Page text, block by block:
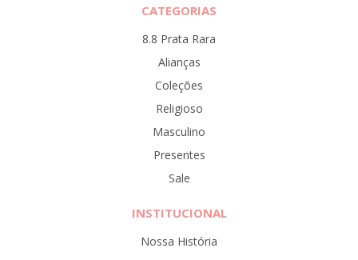
CATEGORIAS
8.8 Prata Rara
Alianças
Coleções
Religioso
Masculino
Presentes
Sale
INSTITUCIONAL
Nossa História